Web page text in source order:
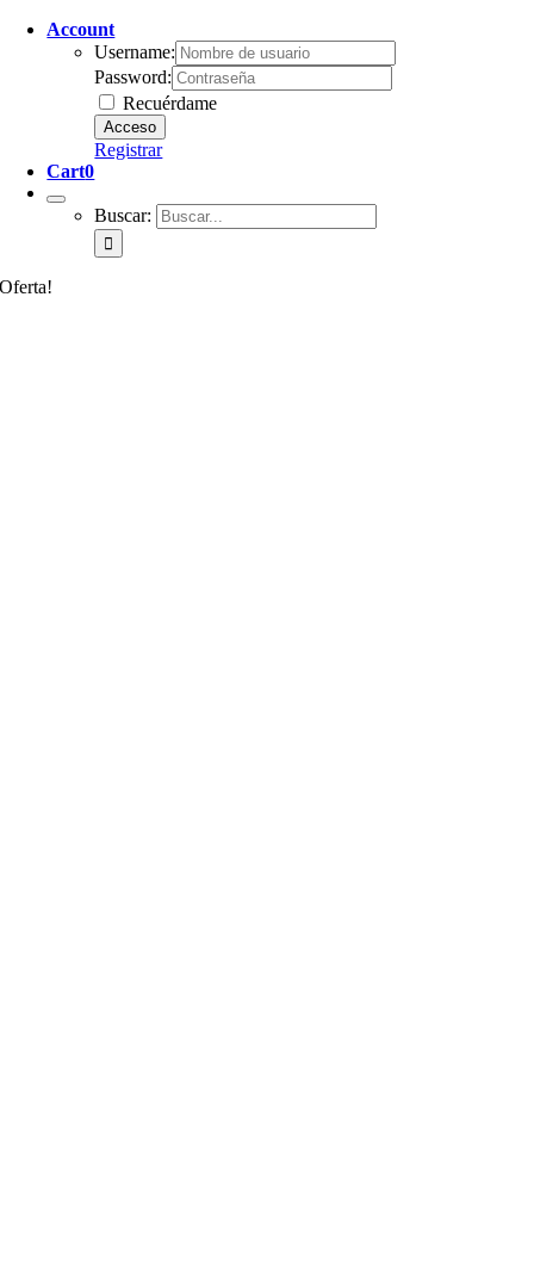
Account
Username:
Password:
Recuérdame
Registrar
Cart0
Buscar:
Oferta!